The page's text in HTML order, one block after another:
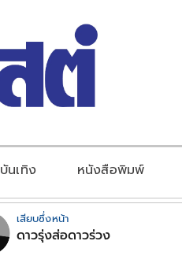
บันเทิง หนังสือพิมพ์
เสียบซึ่งหน้า
ดาวรุ่งส่อดาวร่วง